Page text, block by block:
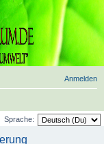
Anmelden
u
Sprache: